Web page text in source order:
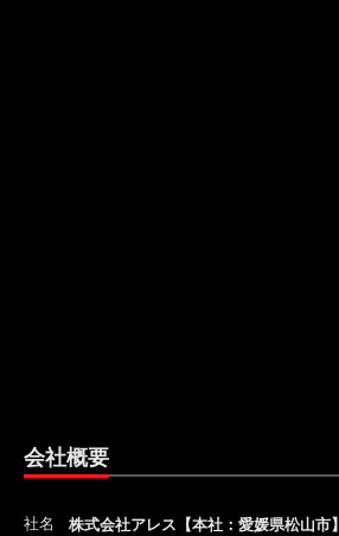
会社概要
社名 株式会社アレス【本社：愛媛県松山市】